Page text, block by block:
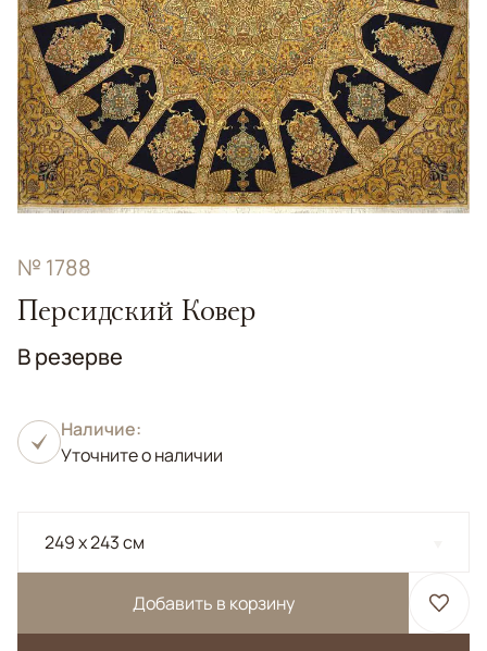
№ 1788
Персидский Ковер
В резерве
Наличие:
Уточните о наличии
249 x 243 см
Добавить в корзину